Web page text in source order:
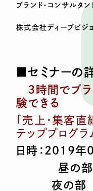
ブランド・コンサルタン
株式会社ディープビ
■セミナーの
3時間でブラ
験できる
「売上・集客
テッププログラ
日時：2019年
昼の部
夜の部